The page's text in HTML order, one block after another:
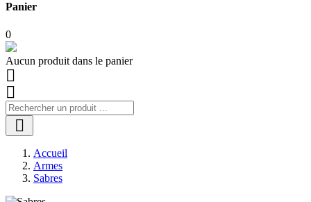
Panier
0
Aucun produit dans le panier



Accueil
Armes
Sabres